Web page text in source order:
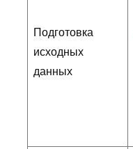
Подготовка
исходных
данных